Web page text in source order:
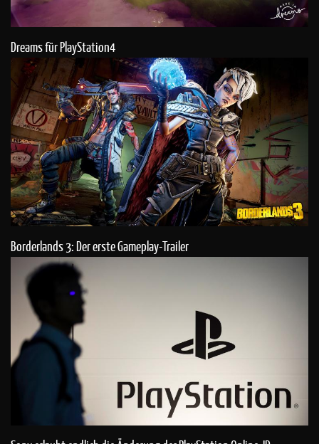
Dreams für PlayStation4
Borderlands 3: Der erste Gameplay-Trailer